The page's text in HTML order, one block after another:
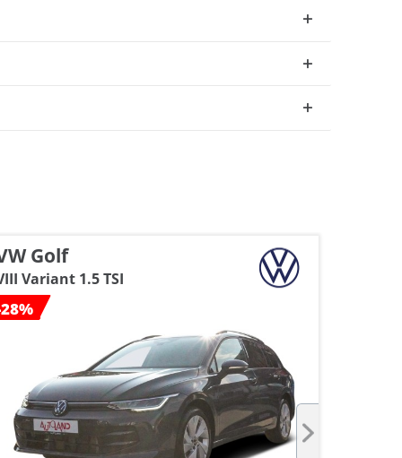
Golf
Variant 1.5 TSI